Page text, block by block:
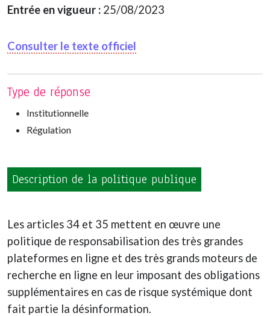
Entrée en vigueur : 25/08/2023
Consulter le texte officiel
Type de réponse
Institutionnelle
Régulation
Description de la politique publique
Les articles 34 et 35 mettent en œuvre une
politique de responsabilisation des très grandes
plateformes en ligne et des très grands moteurs de
recherche en ligne en leur imposant des obligations
supplémentaires en cas de risque systémique dont
fait partie la désinformation.